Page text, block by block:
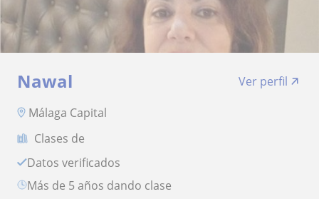
Nawal
Ver perfil
Málaga Capital
Clases de
Datos verificados
más de 5 años dando clase